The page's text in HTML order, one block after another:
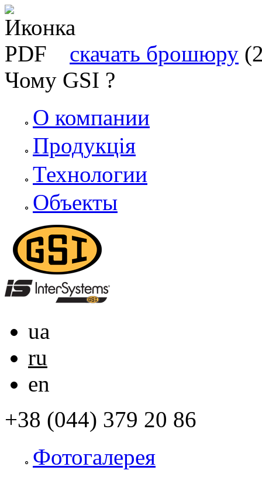
скачать брошюру
Чому GSI ?
О компании
Продукція
Технологии
Объекты
ua
ru
en
+38 (044) 379 20 86
Фотогалерея